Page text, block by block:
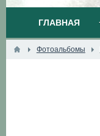
ГЛАВНАЯ
Фотоальбомы